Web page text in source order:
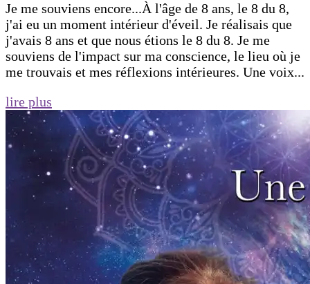
Je me souviens encore...À l'âge de 8 ans, le 8 du 8,
j'ai eu un moment intérieur d'éveil. Je réalisais que
j'avais 8 ans et que nous étions le 8 du 8. Je me
souviens de l'impact sur ma conscience, le lieu où je
me trouvais et mes réflexions intérieures. Une voix...
lire plus